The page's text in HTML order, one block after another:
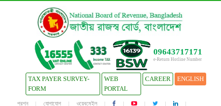
09643717171
e-Return Hotline Number
TAX PAYER SURVEY-
FORM
WEB
PORTAL
CAREER ENGLISH
প্রশ্ন যোগাযোগ ওয়েবমেইল